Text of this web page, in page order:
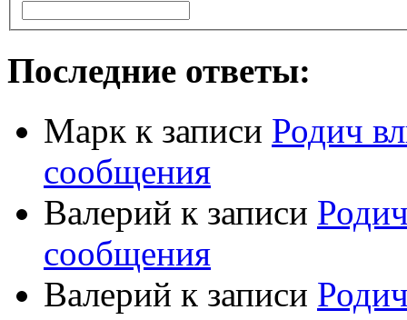
Последние ответы:
Марк к записи Родич
сообщения
Валерий к записи
сообщения
Валерий к записи